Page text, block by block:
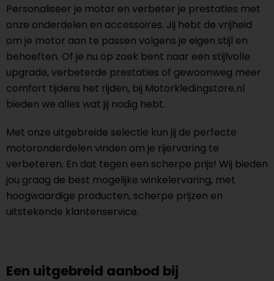
Personaliseer je motor en verbeter je prestaties met
onze onderdelen en accessoires. Jij hebt de vrijheid
om je motor aan te passen volgens je eigen stijl en
behoeften. Of je nu op zoek bent naar een stijlvolle
upgrade, verbeterde prestaties of gewoonweg meer
comfort tijdens het rijden, bij Motorkledingstore.nl
bieden we alles wat jij nodig hebt.
Met onze uitgebreide selectie kun jij de perfecte
motoronderdelen vinden om je rijervaring te
verbeteren. En dat tegen een scherpe prijs! Wij bieden
jou graag de best mogelijke winkelervaring, met
hoogwaardige producten, scherpe prijzen en
uitstekende klantenservice.
Een uitgebreid aanbod bij